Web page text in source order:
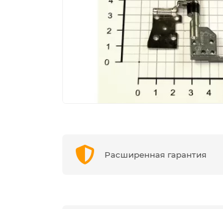
Расширенная гарантия